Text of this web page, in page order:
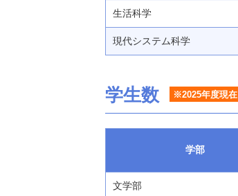
生活科学
現代システム科学
学生数 ※2025年度現在
学部
文学部